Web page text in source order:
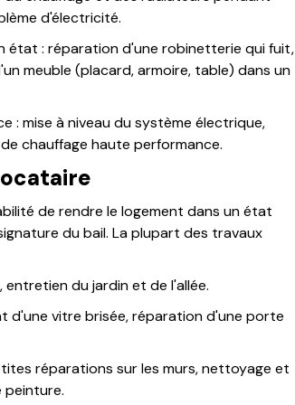
d'électricité.
état : réparation d'une robinetterie qui fuit,
meuble (placard, armoire, table) dans un
: mise à niveau du système électrique,
chauffage haute performance.
de rendre le logement dans un état
du bail. La plupart des travaux
du jardin et de l'allée.
d'une vitre brisée, réparation d'une porte
réparations sur les murs, nettoyage et